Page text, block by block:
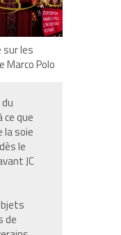
sur les
Marco Polo
ce que
la soie
le
JC
de